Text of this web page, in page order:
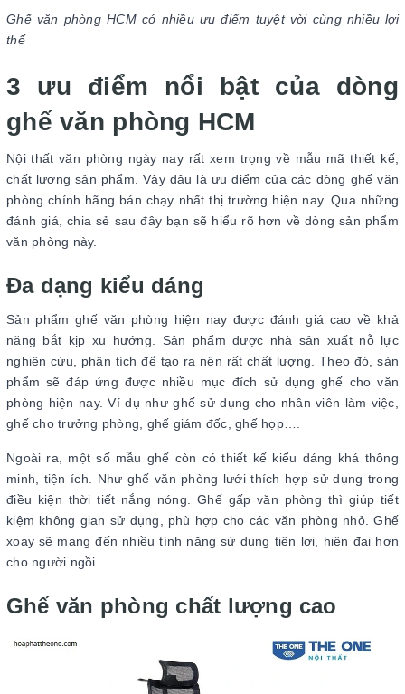
Ghế văn phòng HCM có nhiều ưu điểm tuyệt vời cùng nhiều lợi
thế
3 ưu điểm nổi bật của dòng
ghế văn phòng HCM
Nội thất văn phòng ngày nay rất xem trọng về mẫu mã thiết kế,
chất lượng sản phẩm. Vậy đâu là ưu điểm của các dòng ghế văn
phòng chính hãng bán chạy nhất thị trường hiện nay. Qua những
đánh giá, chia sẻ sau đây bạn sẽ hiểu rõ hơn về dòng sản phẩm
văn phòng này.
Đa dạng kiểu dáng
Sản phẩm ghế văn phòng hiện nay được đánh giá cao về khả
năng bắt kịp xu hướng. Sản phẩm được nhà sản xuất nỗ lực
nghiên cứu, phân tích để tạo ra nên rất chất lượng. Theo đó, sản
phẩm sẽ đáp ứng được nhiều mục đích sử dụng ghế cho văn
phòng hiện nay. Ví dụ như ghế sử dụng cho nhân viên làm việc,
ghế cho trưởng phòng, ghế giám đốc, ghế họp….
Ngoài ra, một số mẫu ghế còn có thiết kế kiểu dáng khá thông
minh, tiện ích. Như ghế văn phòng lưới thích hợp sử dụng trong
điều kiện thời tiết nắng nóng. Ghế gấp văn phòng thì giúp tiết
kiệm không gian sử dụng, phù hợp cho các văn phòng nhỏ. Ghế
xoay sẽ mang đến nhiều tính năng sử dụng tiện lợi, hiện đại hơn
cho người ngồi.
Ghế văn phòng chất lượng cao